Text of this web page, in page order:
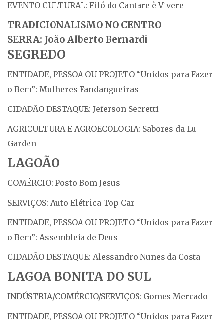
EVENTO CULTURAL: Filó do Cantare è Vivere
TRADICIONALISMO NO CENTRO
SERRA: João Alberto Bernardi
SEGREDO
ENTIDADE, PESSOA OU PROJETO “Unidos para Fazer
o Bem”: Mulheres Fandangueiras
CIDADÃO DESTAQUE: Jeferson Secretti
AGRICULTURA E AGROECOLOGIA: Sabores da Lu
Garden
LAGOÃO
COMÉRCIO: Posto Bom Jesus
SERVIÇOS: Auto Elétrica Top Car
ENTIDADE, PESSOA OU PROJETO “Unidos para Fazer
o Bem”: Assembleia de Deus
CIDADÃO DESTAQUE: Alessandro Nunes da Costa
LAGOA BONITA DO SUL
INDÚSTRIA/COMÉRCIO/SERVIÇOS: Gomes Mercado
ENTIDADE, PESSOA OU PROJETO “Unidos para Fazer